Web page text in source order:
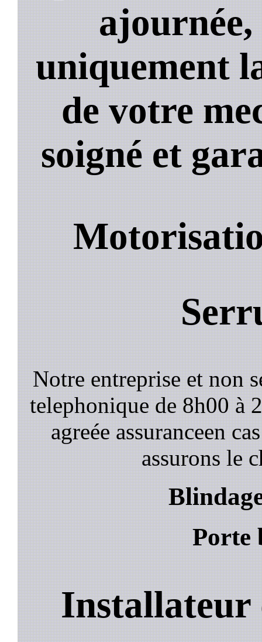
uniquement
de votre
soigné et
Notre entreprise et non
telephonique de 8h00 à
agreée assuranceen
assurons le
Porte
Installateur